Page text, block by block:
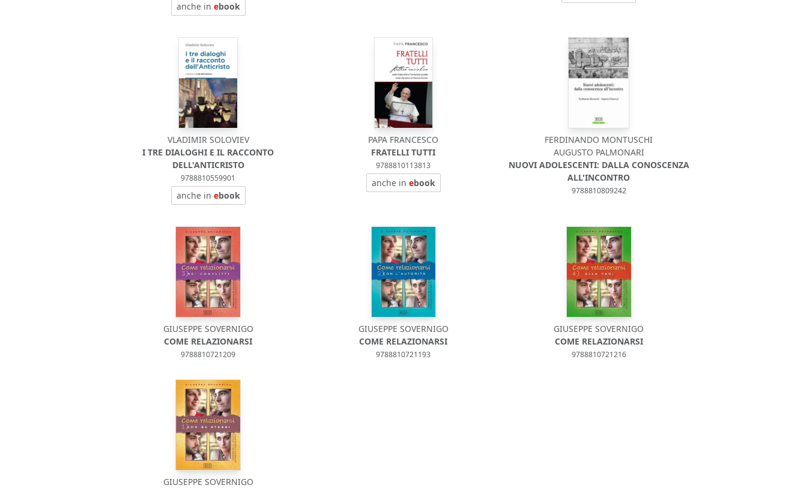
anche in ebook
VLADIMIR SOLOVIEV
I TRE DIALOGHI E IL RACCONTO
DELL'ANTICRISTO
9788810559901
anche in ebook
PAPA FRANCESCO
FRATELLI TUTTI
9788810113813
anche in ebook
FERDINANDO MONTUSCHI
AUGUSTO PALMONARI
NUOVI ADOLESCENTI: DALLA CONOSCENZA
ALL'INCONTRO
9788810809242
GIUSEPPE SOVERNIGO
COME RELAZIONARSI
9788810721209
GIUSEPPE SOVERNIGO
COME RELAZIONARSI
9788810721193
GIUSEPPE SOVERNIGO
COME RELAZIONARSI
9788810721216
GIUSEPPE SOVERNIGO